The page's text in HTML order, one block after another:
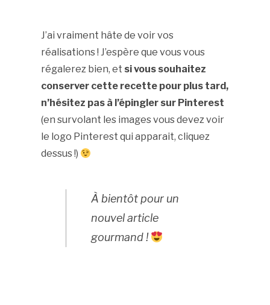
J’ai vraiment hâte de voir vos
réalisations ! J’espère que vous vous
régalerez bien, et si vous souhaitez
conserver cette recette pour plus tard,
n’hésitez pas à l’épingler sur Pinterest
(en survolant les images vous devez voir
le logo Pinterest qui apparait, cliquez
dessus !)
À bientôt pour un
nouvel article
gourmand !